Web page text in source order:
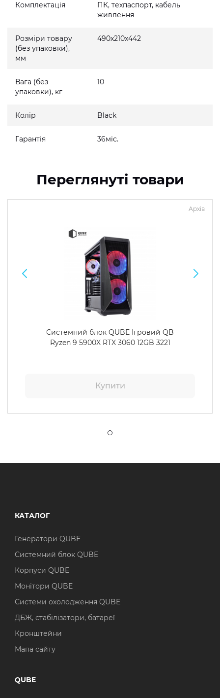
Комплектація
ПК, техпаспорт, кабель
живлення
Розміри товару
(без упаковки),
мм
490x210x442
Вага (без
упаковки), кг
10
Колір Black
Гарантія 36міс.
Переглянуті товари
Архів
Системний блок QUBE Ігровий QB
Ryzen 9 5900X RTX 3060 12GB 3221
Купити
КАТАЛОГ
Генератори QUBE
Системний блок QUBE
Корпуси QUBE
Монітори QUBE
Системи охолодження QUBE
ДБЖ, стабілізатори, батареї
Кронштейни
Мапа сайту
QUBE